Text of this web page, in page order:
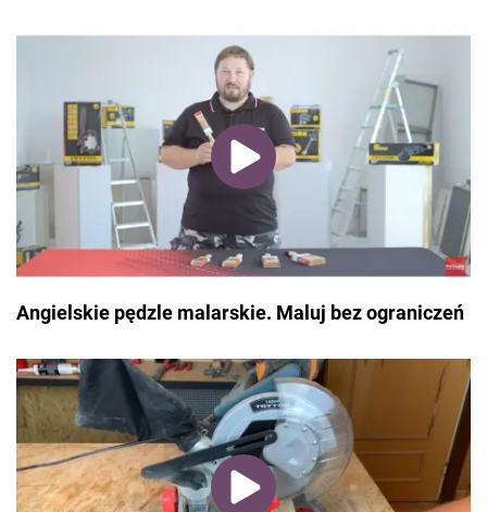
Angielskie pędzle malarskie. Maluj bez ograniczeń